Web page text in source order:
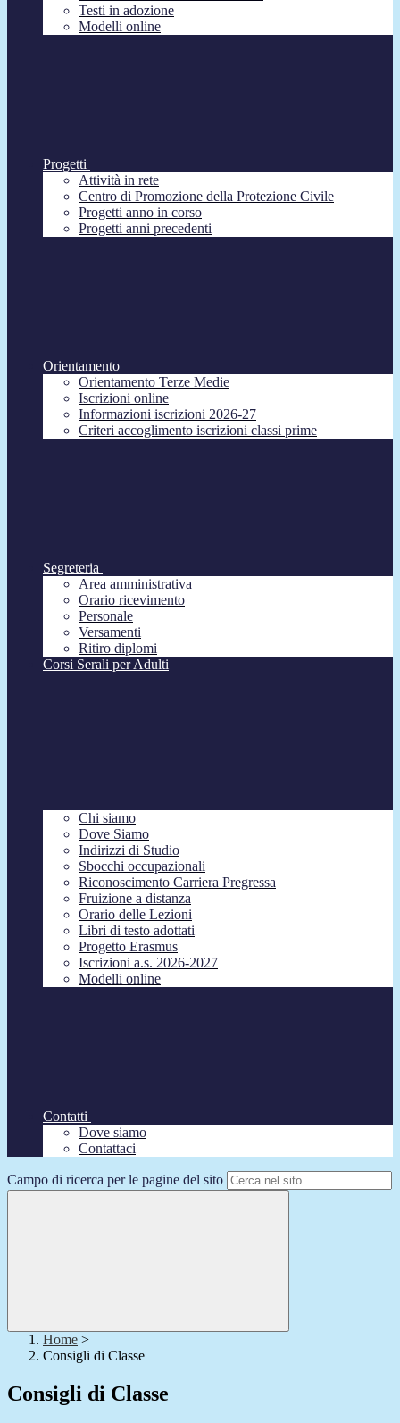
Testi in adozione
Modelli online
Progetti
Attività in rete
Centro di Promozione della Protezione Civile
Progetti anno in corso
Progetti anni precedenti
Orientamento
Orientamento Terze Medie
Iscrizioni online
Informazioni iscrizioni 2026-27
Criteri accoglimento iscrizioni classi prime
Segreteria
Area amministrativa
Orario ricevimento
Personale
Versamenti
Ritiro diplomi
Corsi Serali per Adulti
Chi siamo
Dove Siamo
Indirizzi di Studio
Sbocchi occupazionali
Riconoscimento Carriera Pregressa
Fruizione a distanza
Orario delle Lezioni
Libri di testo adottati
Progetto Erasmus
Iscrizioni a.s. 2026-2027
Modelli online
Contatti
Dove siamo
Contattaci
Campo di ricerca per le pagine del sito
Home >
Consigli di Classe
Consigli di Classe